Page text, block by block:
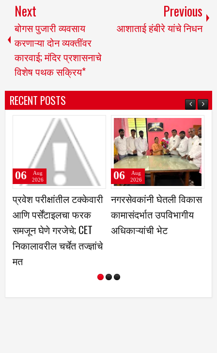
Next
बोगस पुजारी व्यवसाय
करणाऱ्या दोन व्यक्तींवर
कारवाई; मंदिर प्रशासनाचे
विशेष पथक सक्रिय*
Previous
आशाताई हंबीरे यांचे निधन
RECENT POSTS
परीक्षांतील टक्केवारी
पर्सेंटाइलचा फरक
घेणे गरजेचे; CET
चर्चेत तज्ज्ञांचे
Aug
2026
नगरसेवकांनी घेतली विकास
कामासंदर्भात उपविभागीय
अधिकाऱ्यांची भेट
06
Aug
2026
06